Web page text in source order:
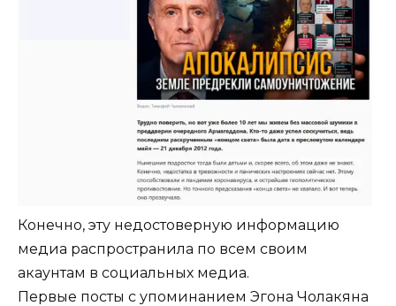
Конечно, эту недостоверную информацию
медиа распространила по всем своим
акаунтам в социальных медиа.
Первые посты с упоминанием Эгона Чолакяна